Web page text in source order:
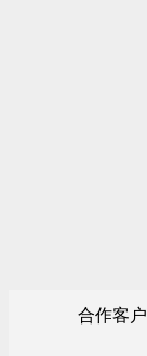
合作客户